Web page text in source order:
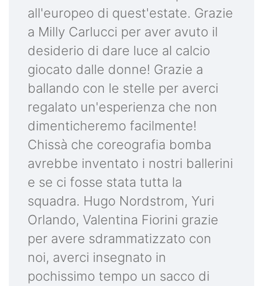
all'europeo di quest'estate. Grazie
a Milly Carlucci per aver avuto il
desiderio di dare luce al calcio
giocato dalle donne! Grazie a
ballando con le stelle per averci
regalato un'esperienza che non
dimenticheremo facilmente!
Chissà che coreografia bomba
avrebbe inventato i nostri ballerini
e se ci fosse stata tutta la
squadra. Hugo Nordstrom, Yuri
Orlando, Valentina Fiorini grazie
per avere sdrammatizzato con
noi, averci insegnato in
pochissimo tempo un sacco di